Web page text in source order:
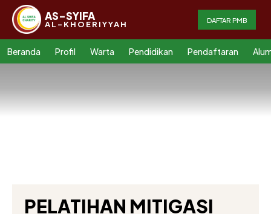
AS-SYIFA
AL-KHOERIYYAH DAFTAR PMB
Beranda Profil Warta Pendidikan Pendaftaran
PELATIHAN MITIGASI